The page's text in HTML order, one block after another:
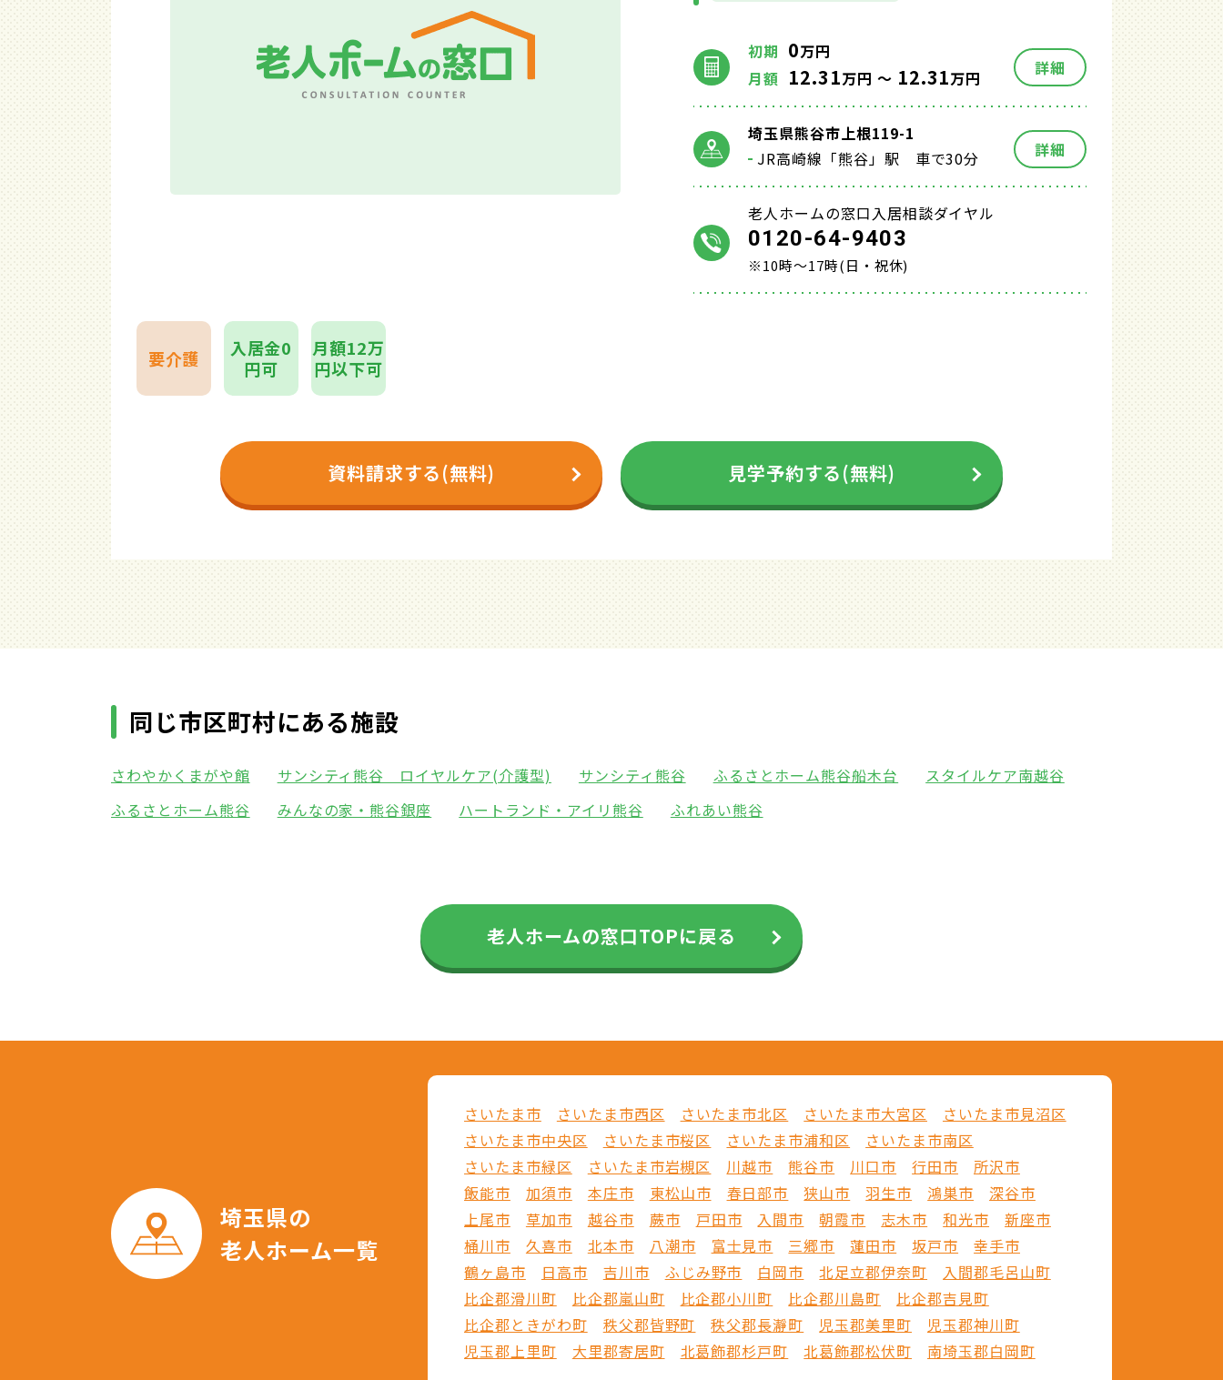
初期 0万円
月額 12.31万円 ～ 12.31万円 詳細
埼玉県熊谷市上根119-1
JR高崎線「熊谷」駅 車で30分
詳細
老人ホームの窓口入居相談ダイヤル
0120-64-9403
※10時～17時(日・祝休)
要介護
入居金0
円可
月額12万
円以下可
資料請求する(無料) 見学予約する(無料)
同じ市区町村にある施設
さわやかくまがや館 サンシティ熊谷 ロイヤルケア(介護型) サンシティ熊谷 ふるさとホーム熊谷船木台
スタイルケア南越谷
ふるさとホーム熊谷
みんなの家・熊谷銀座 ハートランド・アイリ熊谷 ふれあい熊谷
老人ホームの窓口TOPに戻る
埼玉県の
老人ホーム一覧
さいたま市 さいたま市西区 さいたま市北区 さいたま市大宮区
さいたま市見沼区
さいたま市中央区
さいたま市桜区 さいたま市浦和区
さいたま市南区
さいたま市緑区
さいたま市岩槻区 川越市 熊谷市 川口市 行田市
所沢市
飯能市
加須市 本庄市 東松山市 春日部市 狭山市 羽生市 鴻巣市
深谷市
上尾市
草加市 越谷市 蕨市 戸田市 入間市 朝霞市 志木市 和光市
新座市
桶川市
久喜市 北本市 八潮市 富士見市 三郷市 蓮田市 坂戸市
幸手市
鶴ヶ島市
日高市 吉川市 ふじみ野市 白岡市 北足立郡伊奈町
入間郡毛呂山町
比企郡滑川町
比企郡嵐山町 比企郡小川町 比企郡川島町
比企郡吉見町
比企郡ときがわ町
秩父郡皆野町 秩父郡長瀞町 児玉郡美里町
児玉郡神川町
児玉郡上里町
大里郡寄居町 北葛飾郡杉戸町 北葛飾郡松伏町 南埼玉郡白岡町